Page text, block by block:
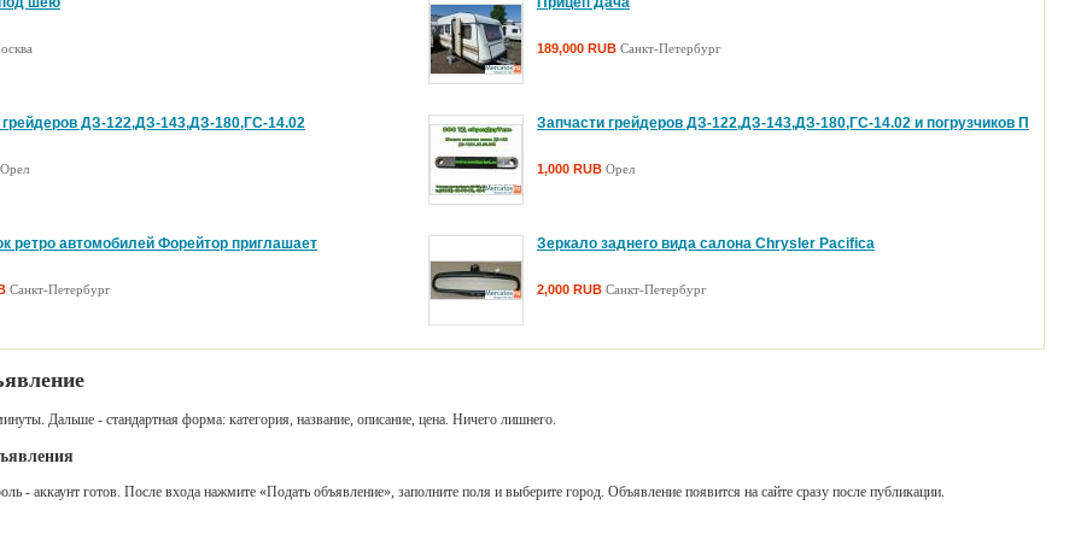
ДЗ-122,ДЗ-143,ДЗ-180,ГС-14.02
Петербург
Skylight 1A, 40,5mm
Edixa 40,5x0,5 0x LW-0
токарно-винторезный станок тв 6 Хорош для гаражн
Новгород
super
Miele S8 UniQ
Использую этот пылесос чуть больше полу года и очень довольна.
Нравится...
перемещать
Данным аппаратом пользуюсь для записей на радио! Если кто
сомневается...
ЗА:
ПРОТИВ:
Взял попробовать IP телефонию. Сейчас стоит WR1043ND и для IP
телефонии...
AEG ECLIPSE 15
английского...
ПРОТИВ:
драйвера...
ПРОТИВ:нет поддержки
грейдеров ДЗ-122,ДЗ-143,ДЗ-180,ГС-14.02
Орел
ретро автомобилей Форейтор приглашает
Санкт-Петербург
189,000 RUB Санкт-Петербург
Запчасти грейдеров ДЗ-122,ДЗ-143,ДЗ-180,ГС-14.02 и погрузчиков П
1,000 RUB Орел
Зеркало заднего вида салона Chrysler Pacifica
2,000 RUB Санкт-Петербург
Дальше - стандартная форма: категория, название, описание, цена. Ничего лишнего.
- аккаунт готов. После входа нажмите «Подать объявление», заполните поля и выберите город. Объявление появится на сайте сразу после публикации.